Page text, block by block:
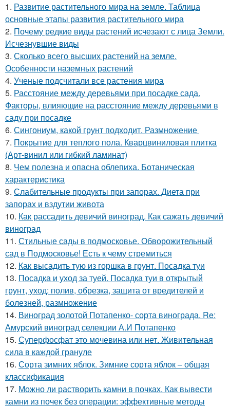
1. Развитие растительного мира на земле. Таблица
основные этапы развития растительного мира
2. Почему редкие виды растений исчезают с лица Земли.
Исчезнувшие виды
3. Сколько всего высших растений на земле.
Особенности наземных растений
4. Ученые подсчитали все растения мира
5. Расстояние между деревьями при посадке сада.
Факторы, влияющие на расстояние между деревьями в
саду при посадке
6. Сингониум, какой грунт подходит. Размножение
7. Покрытие для теплого пола. Кварцвиниловая плитка
(Арт-винил или гибкий ламинат)
8. Чем полезна и опасна облепиха. Ботаническая
характеристика
9. Слабительные продукты при запорах. Диета при
запорах и вздутии живота
10. Как рассадить девичий виноград. Как сажать девичий
виноград
11. Стильные сады в подмосковье. Обворожительный
сад в Подмосковье! Есть к чему стремиться
12. Как высадить тую из горшка в грунт. Посадка туи
13. Посадка и уход за туей. Посадка туи в открытый
грунт, уход: полив, обрезка, защита от вредителей и
болезней, размножение
14. Виноград золотой Потапенко- сорта винограда. Re:
Амурский виноград селекции А.И Потапенко
15. Суперфосфат это мочевина или нет. Живительная
сила в каждой грануле
16. Сорта зимних яблок. Зимние сорта яблок – общая
классификация
17. Можно ли растворить камни в почках. Как вывести
камни из почек без операции: эффективные методы